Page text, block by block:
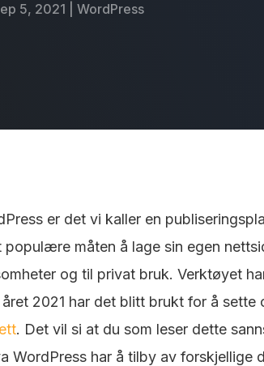
5, 2021 WordPress
er det vi kaller en
populære måten å lage sin egen
og til privat bruk. Verktøyet
året 2021 har det blitt brukt for å
. Det vil si at du som leser dette
WordPress har å tilby av forskjellige